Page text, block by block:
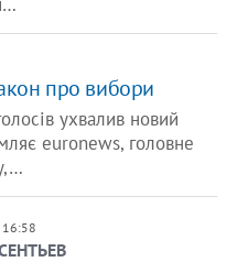
про вибори
ухвалив новий
euronews, головне
16:58